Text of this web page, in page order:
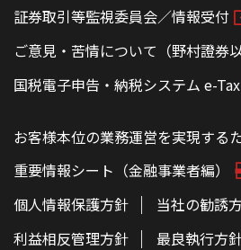
証券取引等監視委員会／情報受付
ご意見・苦情について（野村證券
国税電子申告・納税システム e-Tax
お客様本位の業務運営を実現する
重要情報シート（金融事業者編）
個人情報保護方針
当社の勧誘
利益相反管理方針
最良執行方